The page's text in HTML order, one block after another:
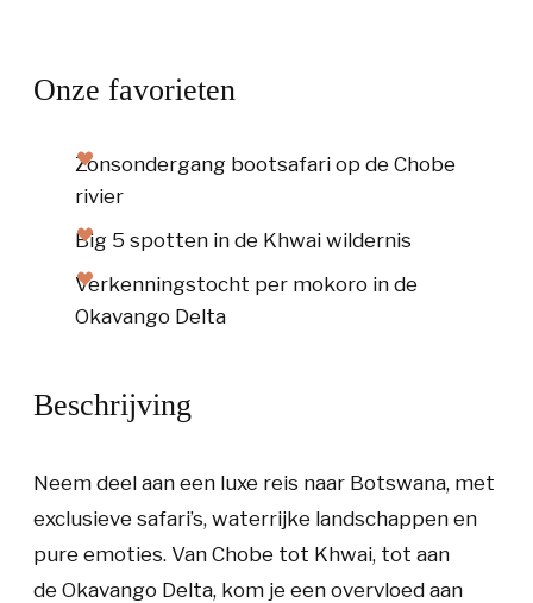
Beschrijving
Neem deel aan een luxe reis naar Botswana, met
exclusieve safari’s, waterrijke landschappen en
pure emoties. Van Chobe tot Khwai, tot aan
de Okavango Delta, kom je een overvloed aan
Onze favorieten
Zonsondergang bootsafari op de Chobe
rivier
Big 5 spotten in de Khwai wildernis
Verkenningstocht per mokoro in de
Okavango Delta